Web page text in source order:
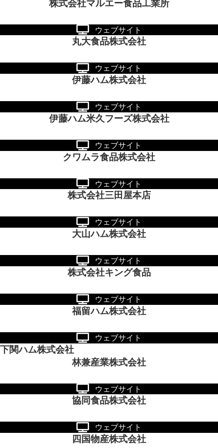
株式会社マルエー食品工業所
ウェブサイト
丸大食品株式会社
ウェブサイト
伊藤ハム株式会社
ウェブサイト
伊藤ハム米久フーズ株式会社
ウェブサイト
クワムラ食品株式会社
ウェブサイト
株式会社三田屋本店
ウェブサイト
大山ハム株式会社
ウェブサイト
株式会社キング食品
ウェブサイト
福留ハム株式会社
ウェブサイト
下関ハム株式会社
林兼産業株式会社
ウェブサイト
協同食品株式会社
ウェブサイト
四国物産株式会社